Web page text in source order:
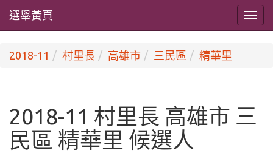
選舉黃頁
2018-11 村里長 高雄市 三民區 精華里
2018-11 村里長 高雄市 三
民區 精華里 候選人